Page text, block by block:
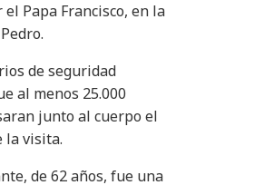
Papa Francisco, en la
de seguridad
al menos 25.000
junto al cuerpo el
la visita.
de 62 años, fue una